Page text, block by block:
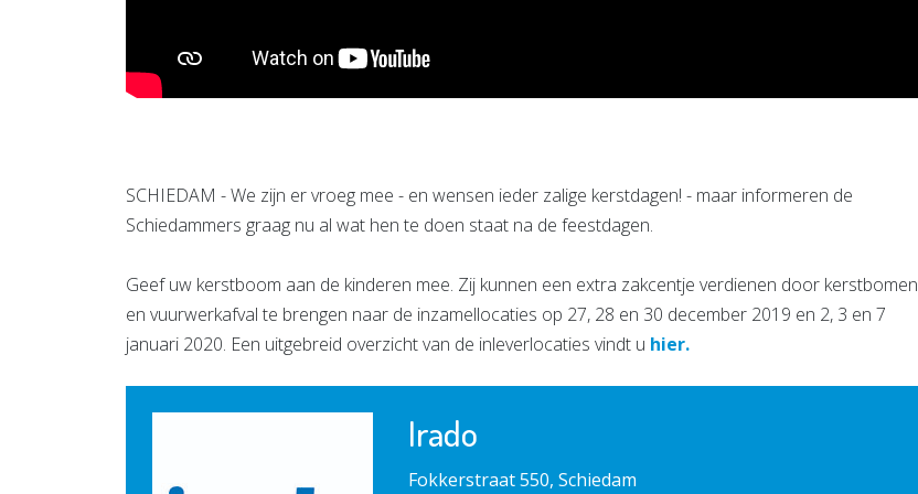
SCHIEDAM - We zijn er vroeg mee - en wensen ieder zalige kerstdagen! - maar informeren de
Schiedammers graag nu al wat hen te doen staat na de feestdagen.
Geef uw kerstboom aan de kinderen mee. Zij kunnen een extra zakcentje verdienen door kerstbomen
en vuurwerkafval te brengen naar de inzamellocaties op 27, 28 en 30 december 2019 en 2, 3 en 7
januari 2020. Een uitgebreid overzicht van de inleverlocaties vindt u hier.
Irado
Fokkerstraat 550, Schiedam